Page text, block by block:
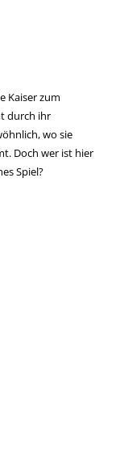
Kaiser zum
durch ihr
wo sie
Doch wer ist hier
Spiel?